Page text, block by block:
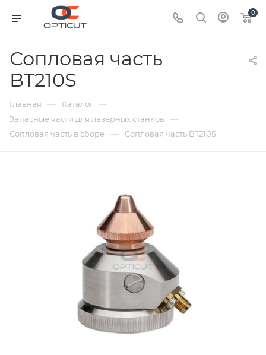
0
Сопловая часть
BT210S
Главная — Каталог —
Запасные части для лазерных станков —
Сопловая часть в сборе — Сопловая часть BT210S